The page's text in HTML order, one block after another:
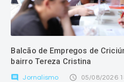
Balcão de Empregos de
bairro Tereza Cristina
comment Jornalismo access_time 05/08/2026